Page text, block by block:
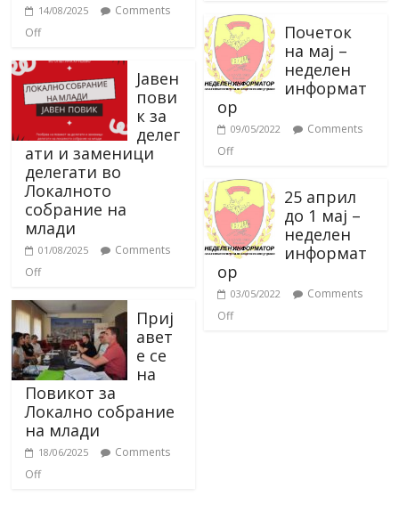
14/08/2025
Comments
Off
Јавен
пови
к за
делег
ати и заменици
делегати во
Локалното
собрание на
млади
01/08/2025
Comments
Off
Приј
авет
е се
на
Повикот за
Локално собрание
на млади
18/06/2025
Comments
Off
Почеток
на мај –
неделен
информат
ор
09/05/2022
Comments
Off
25 април
до 1 мај –
неделен
информат
ор
03/05/2022
Comments
Off